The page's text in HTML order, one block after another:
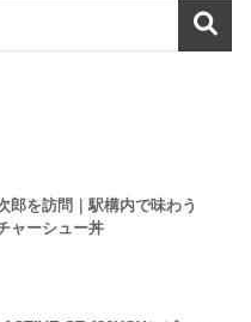
郎を訪問｜駅構内で味わう
ャーシュー丼